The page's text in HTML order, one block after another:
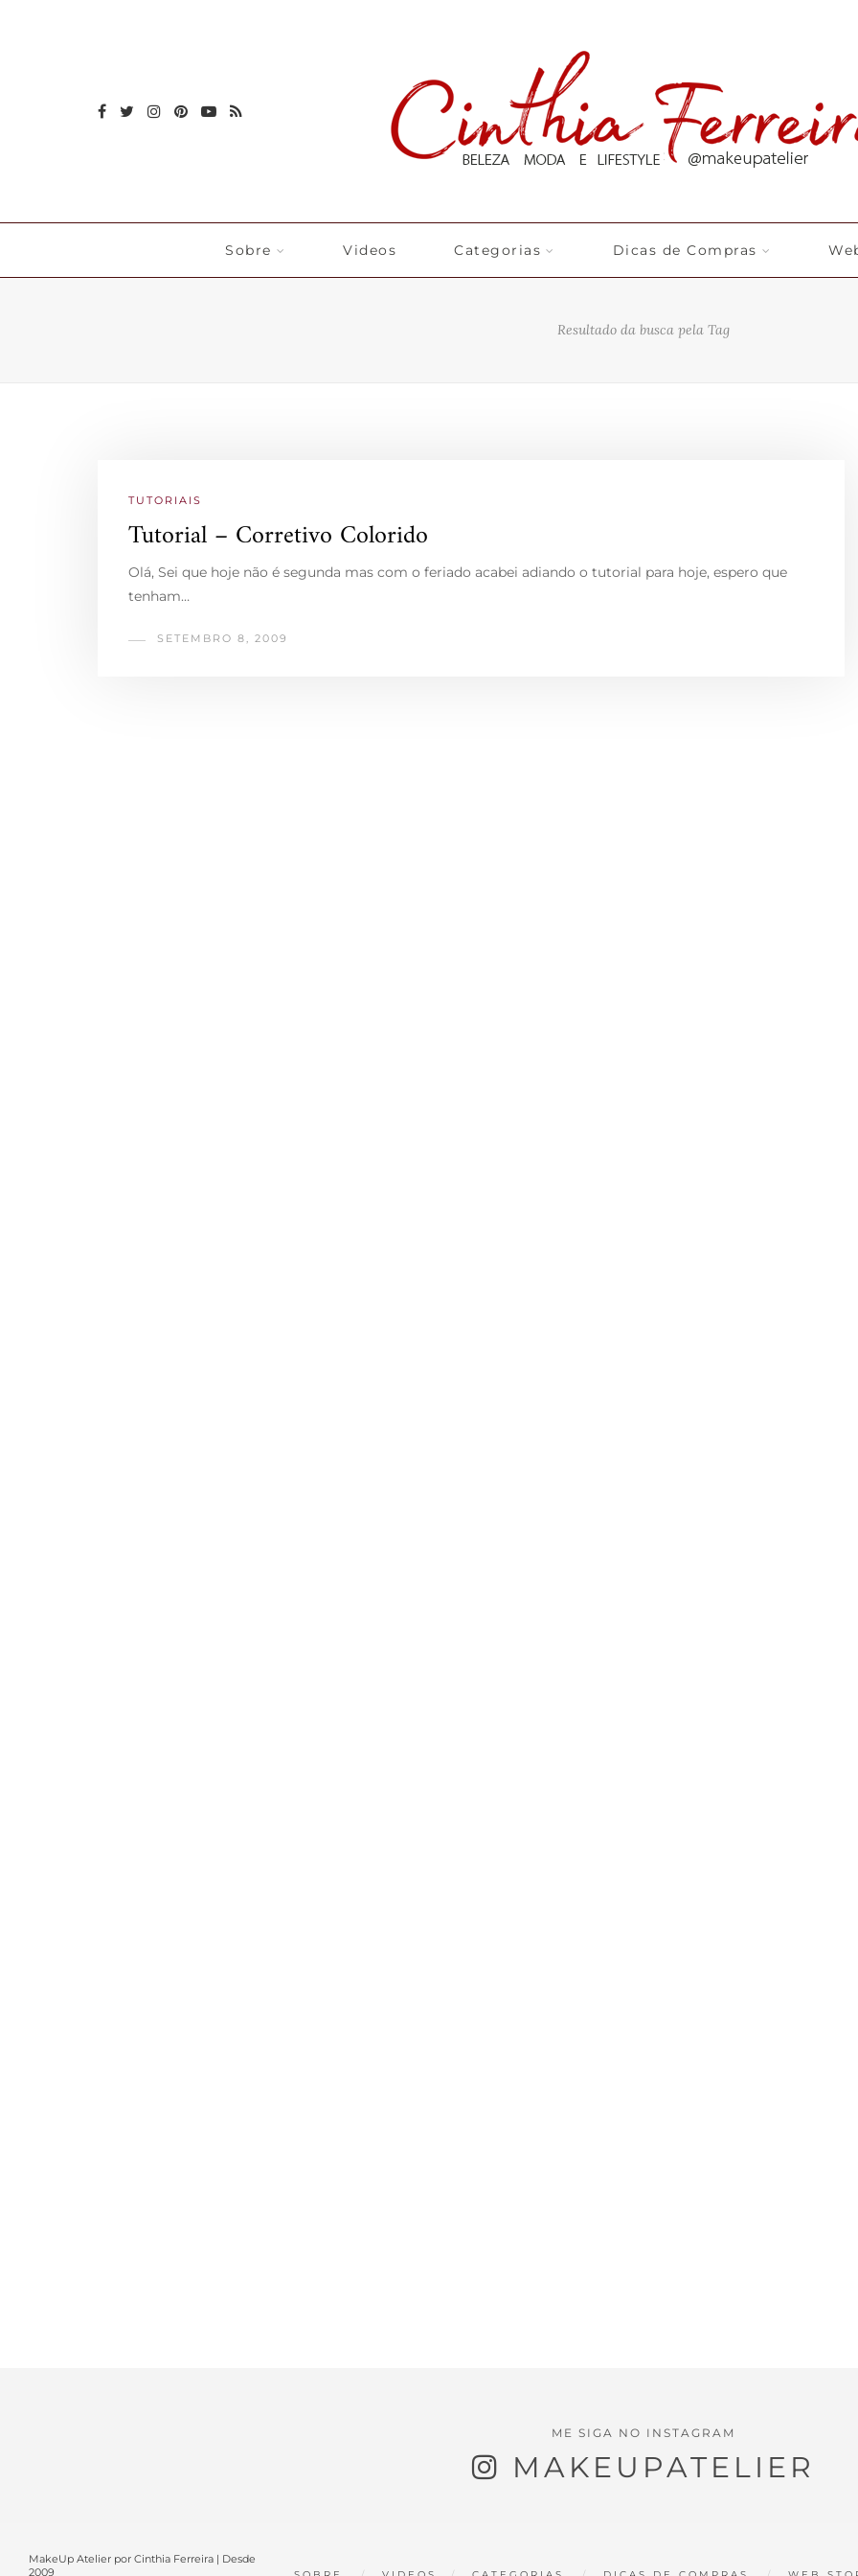
Sobre Videos Categorias Dicas de Compras
Resultado da busca pela Tag
TUTORIAIS
Tutorial – Corretivo Colorido
Olá, Sei que hoje não é segunda mas com o feriado acabei adiando o tutorial para hoje, espero que
tenham…
SETEMBRO 8, 2009
ME SIGA NO INSTAGRAM
MAKEUPATELIER
MakeUp Atelier por Cinthia Ferreira | Desde
2009